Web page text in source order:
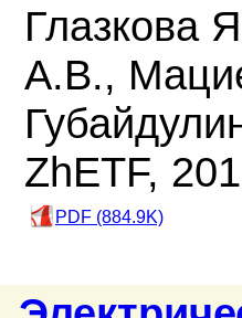
Глазкова
А.В.,
ZhETF,
PDF (884.9K)